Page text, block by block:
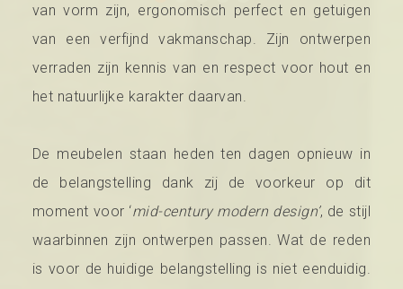
van vorm zijn, ergonomisch perfect en getuigen
van een verfijnd vakmanschap. Zijn ontwerpen
verraden zijn kennis van en respect voor hout en
het natuurlijke karakter daarvan.
De meubelen staan heden ten dagen opnieuw in
de belangstelling dank zij de voorkeur op dit
moment voor ‘mid-century modern design’, de stijl
waarbinnen zijn ontwerpen passen. Wat de reden
is voor de huidige belangstelling is niet eenduidig.